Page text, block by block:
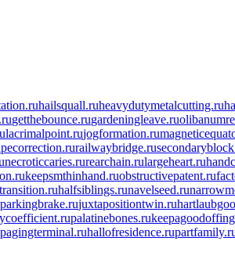
hailsquall.ruheavydutymetalcutting.ru
getthebounce.rugardeningleave.ru
lacrimalpoint.rujogformation.ru
railwaybridge.ru
necroticcaries.rurearchain.rulargeheart.ru
keepsmthinhand.ruobstructivepatent.ru
halfsiblings.runavelseed.ru
parkingbrake.rujuxtapositiontwin.ru
palatinebones.ru
pagingterminal.ruhallofresidence.ru